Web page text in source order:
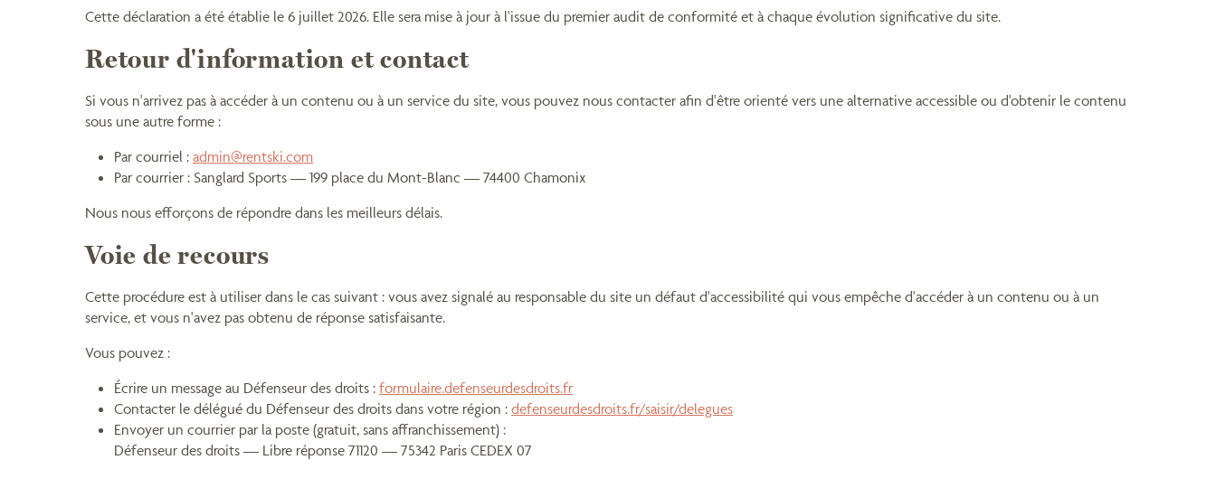
Cette déclaration a été établie le 6 juillet 2026. Elle sera mise à jour à l'issue du premier audit de conformité et à chaque évolution significative du site.
Retour d'information et contact
Si vous n'arrivez pas à accéder à un contenu ou à un service du site, vous pouvez nous contacter afin d'être orienté vers une alternative accessible ou d'obtenir le contenu
sous une autre forme :
Par courriel :admin@rentski.com
Par courrier : Sanglard Sports — 199 place du Mont-Blanc — 74400 Chamonix
Nous nous efforçons de répondre dans les meilleurs délais.
Voie de recours
Cette procédure est à utiliser dans le cas suivant : vous avez signalé au responsable du site un défaut d'accessibilité qui vous empêche d'accéder à un contenu ou à un
service, et vous n'avez pas obtenu de réponse satisfaisante.
Vous pouvez :
Écrire un message au Défenseur des droits :formulaire.defenseurdesdroits.fr
Contacter le délégué du Défenseur des droits dans votre région :defenseurdesdroits.fr/saisir/delegues
Envoyer un courrier par la poste (gratuit, sans affranchissement) :
Défenseur des droits — Libre réponse 71120 — 75342 Paris CEDEX 07